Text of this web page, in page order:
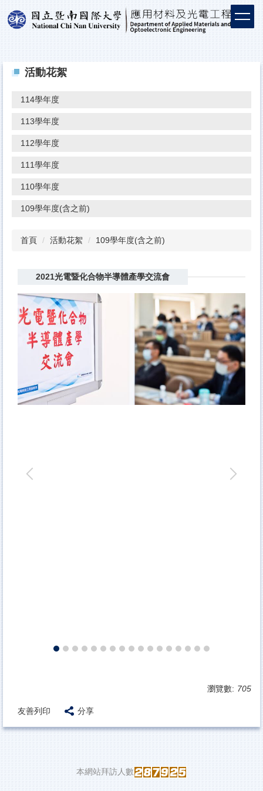
活動花絮
114學年度
113學年度
112學年度
111學年度
110學年度
109學年度(含之前)
首頁 活動花絮 109學年度(含之前)
2021光電暨化合物半導體產學交流會
瀏覽數: 705
友善列印 分享
本網站拜訪人數